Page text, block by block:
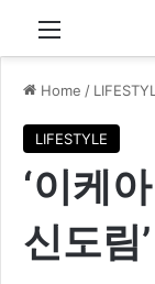
Menu
Home /
LIFESTYLE
‘이케
신도림